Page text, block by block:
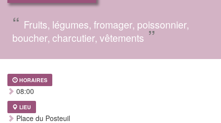
“ Fruits, légumes, fromager, poissonnier,
boucher, charcutier, vêtements ”
HORAIRES
08:00
LIEU
Place du Posteuil